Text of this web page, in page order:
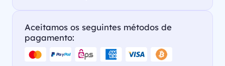
Aceitamos os seguintes métodos de
pagamento: